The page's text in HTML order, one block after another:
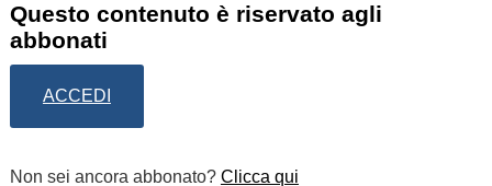
Questo contenuto è riservato agli
abbonati
ACCEDI
Non sei ancora abbonato? Clicca qui